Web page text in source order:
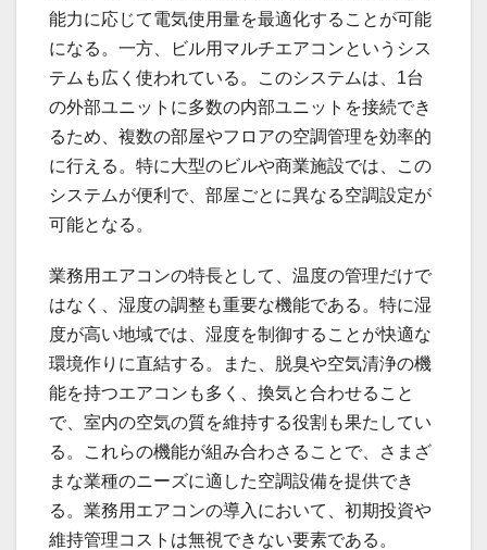
能力に応じて電気使用量を最適化することが可能
になる。一方、ビル用マルチエアコンというシス
テムも広く使われている。このシステムは、1台
の外部ユニットに多数の内部ユニットを接続でき
るため、複数の部屋やフロアの空調管理を効率的
に行える。特に大型のビルや商業施設では、この
システムが便利で、部屋ごとに異なる空調設定が
可能となる。
業務用エアコンの特長として、温度の管理だけで
はなく、湿度の調整も重要な機能である。特に湿
度が高い地域では、湿度を制御することが快適な
環境作りに直結する。また、脱臭や空気清浄の機
能を持つエアコンも多く、換気と合わせること
で、室内の空気の質を維持する役割も果たしてい
る。これらの機能が組み合わさることで、さまざ
まな業種のニーズに適した空調設備を提供でき
る。業務用エアコンの導入において、初期投資や
維持管理コストは無視できない要素である。